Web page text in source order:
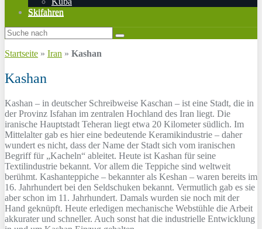
Skifahren
Startseite » Iran » Kashan
Kashan
Kashan – in deutscher Schreibweise Kaschan – ist eine Stadt, die in
der Provinz Isfahan im zentralen Hochland des Iran liegt. Die
iranische Hauptstadt Teheran liegt etwa 20 Kilometer südlich. Im
Mittelalter gab es hier eine bedeutende Keramikindustrie – daher
wundert es nicht, dass der Name der Stadt sich vom iranischen
Begriff für „Kacheln“ ableitet. Heute ist Kashan für seine
Textilindustrie bekannt. Vor allem die Teppiche sind weltweit
berühmt. Kashanteppiche – bekannter als Keshan – waren bereits im
16. Jahrhundert bei den Seldschuken bekannt. Vermutlich gab es sie
aber schon im 11. Jahrhundert. Damals wurden sie noch mit der
Hand geknüpft. Heute erledigen mechanische Webstühle die Arbeit
akkurater und schneller. Auch sonst hat die industrielle Entwicklung